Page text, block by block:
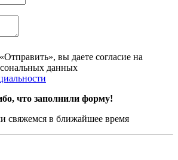
вы даете согласие на
данных
что заполнили форму!
свяжемся в ближайшее время